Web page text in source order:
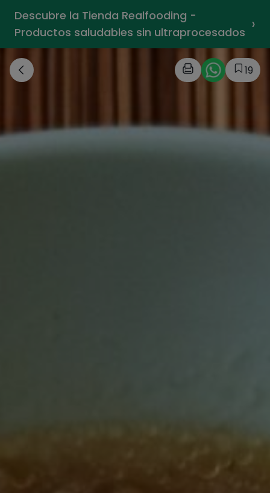
Descubre la Tienda Realfooding -
Productos saludables sin ultraprocesados ›
19